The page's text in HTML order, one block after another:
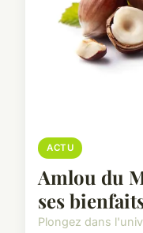
ACTU
Amlou du
ses
Plongez dans